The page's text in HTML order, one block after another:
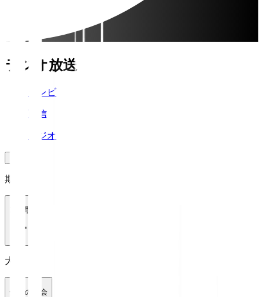
ラジオ放送
テレビ
配信
ラジオ
期間
1週間
大会
全ての大会